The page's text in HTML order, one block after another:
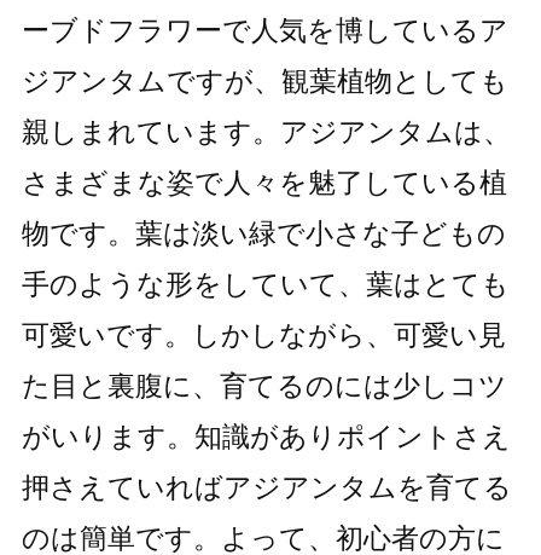
ーブドフラワーで人気を博しているア
ジアンタムですが、観葉植物としても
親しまれています。アジアンタムは、
さまざまな姿で人々を魅了している植
物です。葉は淡い緑で小さな子どもの
手のような形をしていて、葉はとても
可愛いです。しかしながら、可愛い見
た目と裏腹に、育てるのには少しコツ
がいります。知識がありポイントさえ
押さえていればアジアンタムを育てる
のは簡単です。よって、初心者の方に